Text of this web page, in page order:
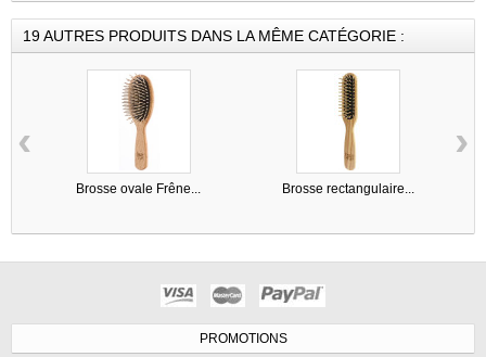
19 AUTRES PRODUITS DANS LA MÊME CATÉGORIE :
Brosse ovale Frêne... Brosse rectangulaire...
‹ ›
PROMOTIONS